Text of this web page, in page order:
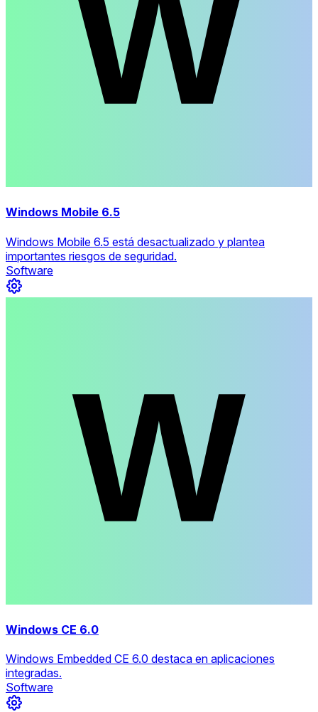
Windows Mobile 6.5
Windows Mobile 6.5 está desactualizado y plantea
importantes riesgos de seguridad.
Software
Windows CE 6.0
Windows Embedded CE 6.0 destaca en aplicaciones
integradas.
Software